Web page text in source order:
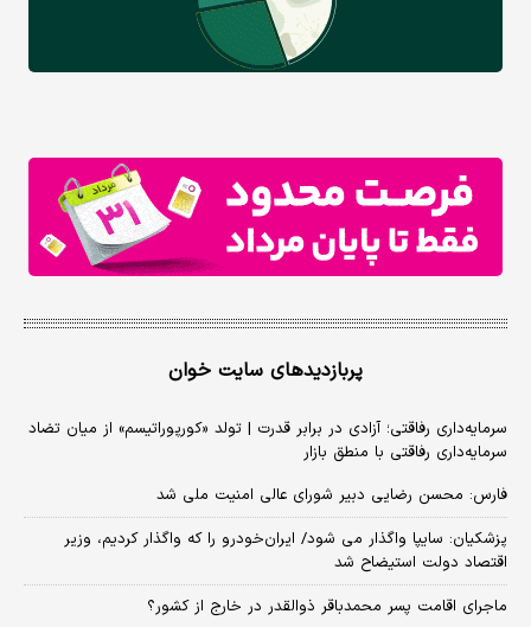
پربازدیدهای سایت خوان
سرمایه‌داری رفاقتی؛ آزادی در برابر قدرت | تولد «کورپوراتیسم» از میان تضاد
سرمایه‌داری رفاقتی با منطق بازار
فارس: محسن رضایی دبیر شورای عالی امنیت ملی شد
پزشکیان: سایپا واگذار می شود/ ایران‌خودرو را که واگذار کردیم، وزیر
اقتصاد دولت استیضاح شد
ماجرای اقامت پسر محمدباقر ذوالقدر در خارج از کشور؟